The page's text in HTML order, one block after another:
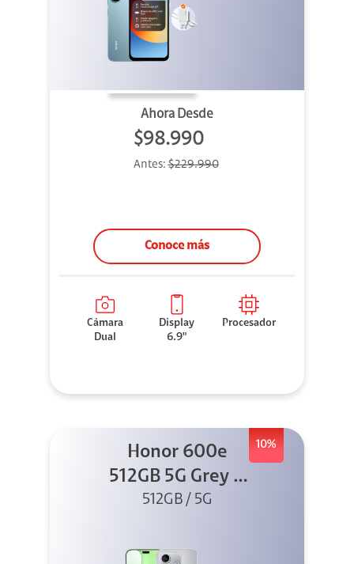
Ahora Desde
$98.990
Antes:$229.990
Conoce más
Cámara
Dual
Display
6.9"
Procesador
10%
Honor 600e
512GB 5G Grey +
45W
512GB / 5G